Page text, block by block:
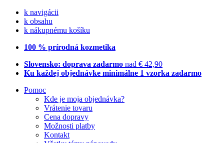
k navigácii
k obsahu
k nákupnému košíku
100 % prírodná kozmetika
Slovensko: doprava zadarmo nad € 42,90
Ku každej objednávke minimálne 1 vzorka zadarmo
Pomoc
Kde je moja objednávka?
Vrátenie tovaru
Cena dopravy
Možnosti platby
Kontakt